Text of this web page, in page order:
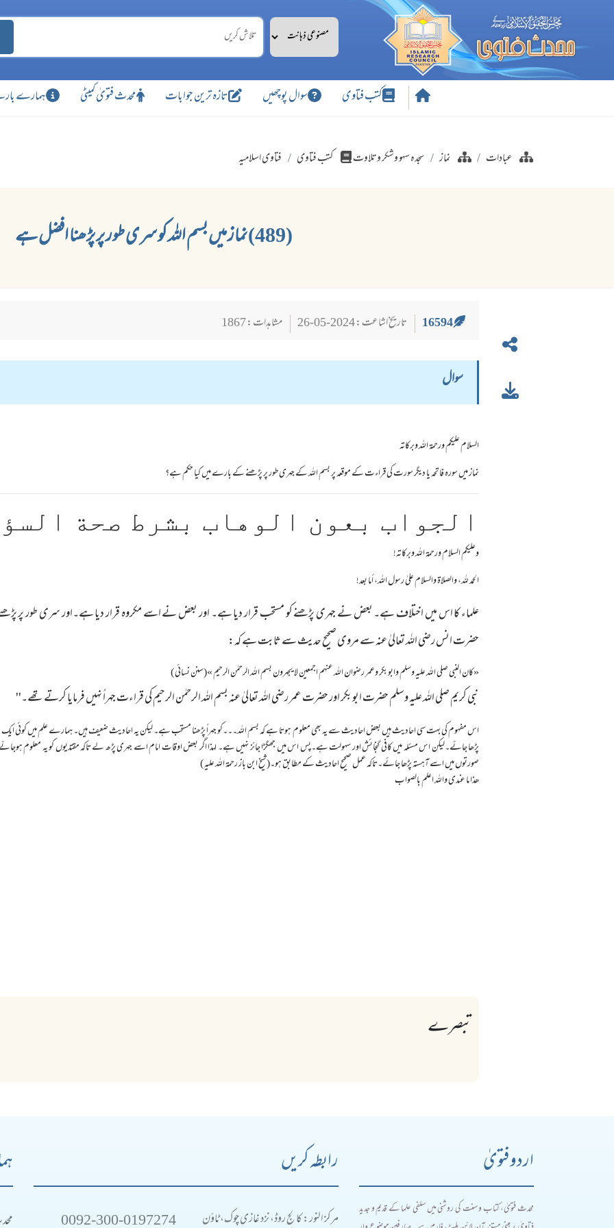
کتب فتاوی سوال پوچھیں تازہ ترین جوابات محدث فتویٰ کمیٹی ہمارے
عبادات نماز سجدہ سہو وشکر وتلاوت کتب فتاوی فتاوی اسلامیہ
(489) نماز میں بسم اللہ کو سری طور پر پڑھنا افضل ہے
16594 تاریخ اشاعت : 2024-05-26 مشاہدات : 1867
سوال
السلام عليكم ورحمة الله وبركاته
نماز میں سورہ فاتحہ یا دیگر سورت کی قراءت کے موقعہ پر بسم اللہ کے جہری طور پر پڑھنے کے بارے میں کیا حکم ہے؟
الجواب بعون الوهاب بشرط صحة
وعلیکم السلام ورحمة الله وبرکاته!
الحمد لله، والصلاة والسلام علىٰ رسول الله، أما بعد!
علماء کا اس میں اختلاف ہے۔ بعض نے جہری پڑھنے کو مستحب قرار دیا ہے۔ اور بعض نے اسے مکروہ قرار دیا ہے۔اور سری طور پر پڑھنے
حضرت انس رضی اللہ تعالیٰ عنہ سے مروی صحیح حدیث سے ثابت ہے کہ:
«كان النبي صلي الله عليه وسلم وابو بكر وعمر رضوان الله عنهم اجمعين لا يجهرون بسم الله الرحمٰن الرحيم »(سنن نسائي )
نبی کریم صلی اللہ علیہ وسلم حضرت ابو بکر اور حضرت عمر رضی اللہ تعالیٰ عنہ بسم اللہ الرحمٰن الرحیم کی قراءت جہراً نہیں فرمایا کرتے تھے۔''
اس مفہوم کی بہت سی احادیث ہیں بعض احادیث سے یہ بھی معلوم ہوتا ہے کہ بسم اللہ۔۔۔کو جہراً پڑھنا مستحب ہے۔ لیکن یہ احادیث ضعیف ہیں۔ ہمارے علم میں کوئی ایک
پڑھا جائے۔لیکن اس مسئلہ میں کافی گنجائش اور سہولت ہے۔پس اس میں جھگڑا جائز نہیں ہے۔ لہذا اگر بعض اوقات امام اسے جہری پڑھ لے تاکہ مقتدیوں کو یہ معلوم
صورتوں میں اسے آہستہ پڑھا جائے۔تاکہ عمل صحیح احادیث کے مطابق ہو۔(شیخ ابن باز رحمۃ اللہ علیہ )
ھذا ما عندی واللہ اعلم بالصواب
تبصرے
اردو فتویٰ
محدث فتویٰ، کتاب و سنت کی روشنی میں سلفی علما کے قدیم و جدید
رابطہ کریں
مرکز النور: کالج روڈ، نزد غازی چوک، ٹاؤن
0092-300-0197274